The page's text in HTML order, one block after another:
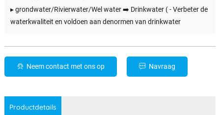
▸ grondwater/Rivierwater/Wel water ➡️ Drinkwater ( - Verbeter de
waterkwaliteit en voldoen aan denormen van drinkwater
Neem contact met ons op Navraag
Productdetails